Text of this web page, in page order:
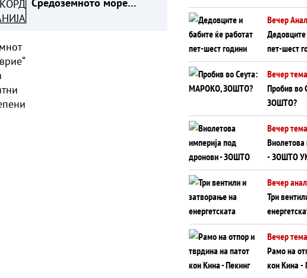
плоча од
Црното
Вечер
Дедовците
пет-шест
што
ЗАМЕНАТ
Вечер тема
Пробив
ЗОШТО?
Вечер тема
- ЗОШТО
РУСКИОТ
Вечер
Три
Нападот
глобален
Вечер тема
Рамо на
кон Кина -